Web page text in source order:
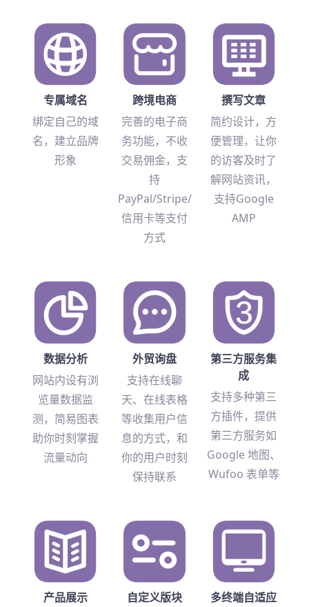
专属域名
绑定自己的域
名，建立品牌
形象
跨境电商
完善的电子商
务功能，不收
交易佣金，支
持
PayPal/Stripe/
信用卡等支付
方式
撰写文章
简约设计，方
便管理，让你
的访客及时了
解网站资讯，
支持Google
AMP
数据分析
网站内设有浏
览量数据监
测，简易图表
助你时刻掌握
流量动向
外贸询盘
支持在线聊
天、在线表格
等收集用户信
息的方式，和
你的用户时刻
保持联系
第三方服务集
成
支持多种第三
方插件，提供
第三方服务如
Google 地图、
Wufoo 表单等
产品展示
自定义版块
多终端自适应